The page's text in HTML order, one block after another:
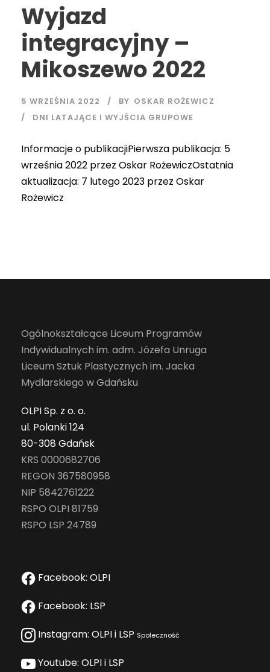
Wyjazd
integracyjny –
Mikoszewo 2022
5 WRZEŚNIA 2022 BY OSKAR ROŻEWICZ
DNI LATAJĄCE I WYJŚCIA GRUPOWE
Informacje o publikacjiPierwsza publikacja: 5
września 2022 przez Oskar RożewiczOstatnia
aktualizacja: 7 lutego 2023 przez Oskar
Rożewicz
Ogólnokształcące Liceum Programów
Indywidualnych im. adm. Józefa Unruga
Liceum Sztuk Plastycznych im. Jacka
Mydlarskiego w Gdańsku
OLPI Sp. z o. o.
ul. Polanki 124
80-308 Gdańsk
KRS 0000682706
REGON 367580958
NIP 5842761222
RSPO OLPI 81759
RSPO LSP 24789
Facebook: OLPI
Facebook: LSP
Instagram: OLPI i LSP Społeczność
Youtube: OLPI i LSP